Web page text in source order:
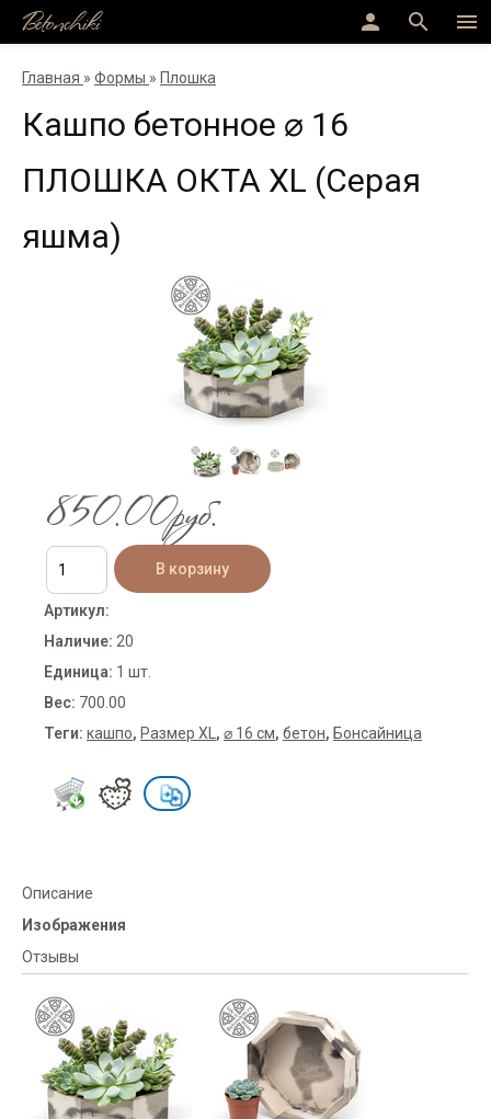
menu
search
person
Betonchiki
Главная » Формы » Плошка
Кашпо бетонное ⌀ 16
ПЛОШКА ОКТА XL (Серая
яшма)
850.00руб.
Артикул:
Наличие: 20
Единица: 1 шт.
Вес: 700.00
Теги: кашпо, Размер XL , ⌀ 16 см, бетон, Бонсайница
Описание
Изображения
Отзывы